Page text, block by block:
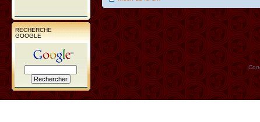
RECHERCHE
GOOGLE